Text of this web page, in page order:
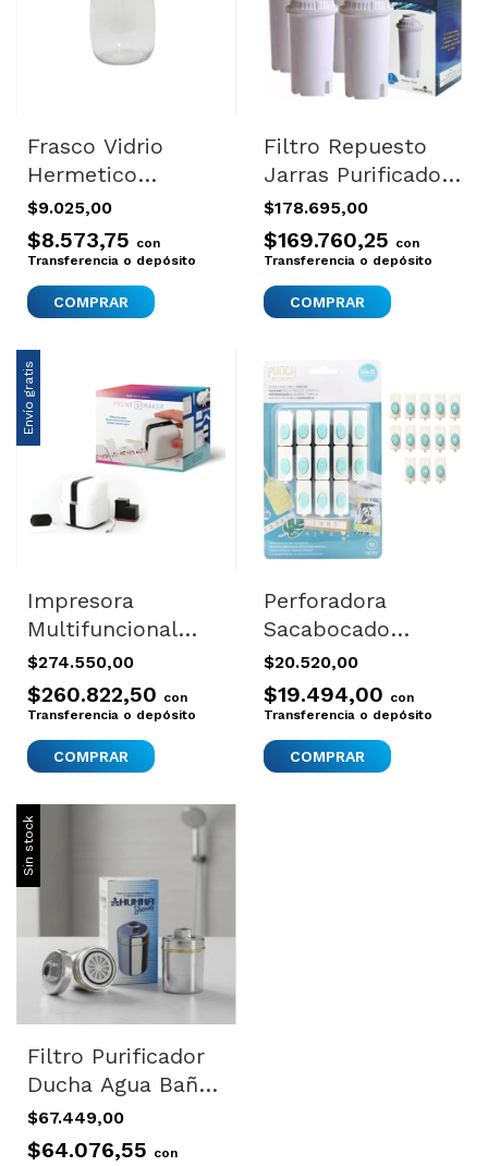
Frasco Vidrio
Hermetico
Alimentos 1000ml
Tapa Clip
Importado -
Transparente
$9.025,00
$8.573,75 con
Transferencia o depósito
Filtro Repuesto
Jarras Purificador
Humma Universal
X 10
$178.695,00
$169.760,25 con
Transferencia o depósito
Envío gratis
Impresora
Multifuncional
Bluetooth Hp Usb
We R Memory
Manual Blanco
$274.550,00
$260.822,50 con
Transferencia o depósito
Perforadora
Sacabocado
Numeros Signo
Papel Corte We R
Memory - Verde-
blanca
$20.520,00
$19.494,00 con
Transferencia o depósito
Sin stock
Filtro Purificador
Ducha Agua Baño
Mas Repuesto
Extra
$67.449,00
$64.076,55 con